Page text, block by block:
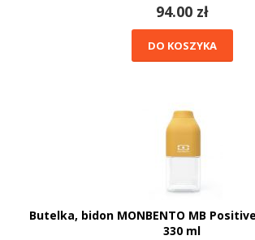
94.00 zł
DO KOSZYKA
Butelka, bidon MONBENTO MB
330 ml